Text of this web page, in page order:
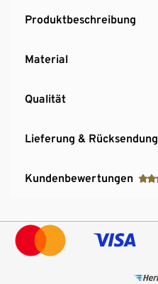
Produktbeschreibung
Material
Qualität
Lieferung & Rücksendung
Kundenbewertungen